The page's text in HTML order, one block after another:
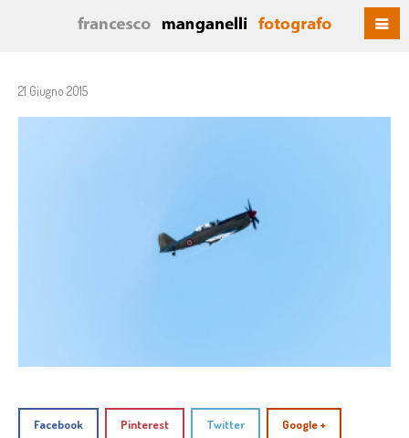
21 Giugno 2015
Facebook Pinterest Twitter Google +